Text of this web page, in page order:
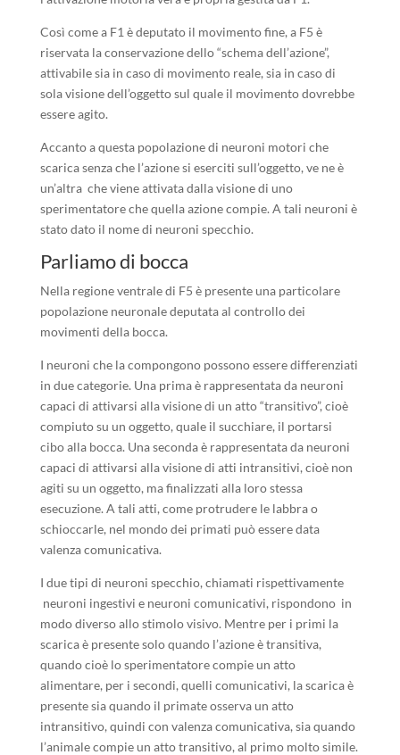
Così come a F1 è deputato il movimento fine, a F5 è
riservata la conservazione dello “schema dell’azione”,
attivabile sia in caso di movimento reale, sia in caso di
sola visione dell’oggetto sul quale il movimento dovrebbe
essere agito.
Accanto a questa popolazione di neuroni motori che
scarica senza che l’azione si eserciti sull’oggetto, ve ne è
un’altra che viene attivata dalla visione di uno
sperimentatore che quella azione compie. A tali neuroni è
stato dato il nome di neuroni specchio.
Parliamo di bocca
Nella regione ventrale di F5 è presente una particolare
popolazione neuronale deputata al controllo dei
movimenti della bocca.
I neuroni che la compongono possono essere differenziati
in due categorie. Una prima è rappresentata da neuroni
capaci di attivarsi alla visione di un atto “transitivo”, cioè
compiuto su un oggetto, quale il succhiare, il portarsi
cibo alla bocca. Una seconda è rappresentata da neuroni
capaci di attivarsi alla visione di atti intransitivi, cioè non
agiti su un oggetto, ma finalizzati alla loro stessa
esecuzione. A tali atti, come protrudere le labbra o
schioccarle, nel mondo dei primati può essere data
valenza comunicativa.
I due tipi di neuroni specchio, chiamati rispettivamente
neuroni ingestivi e neuroni comunicativi, rispondono in
modo diverso allo stimolo visivo. Mentre per i primi la
scarica è presente solo quando l’azione è transitiva,
quando cioè lo sperimentatore compie un atto
alimentare, per i secondi, quelli comunicativi, la scarica è
presente sia quando il primate osserva un atto
intransitivo, quindi con valenza comunicativa, sia quando
l’animale compie un atto transitivo, al primo molto simile.